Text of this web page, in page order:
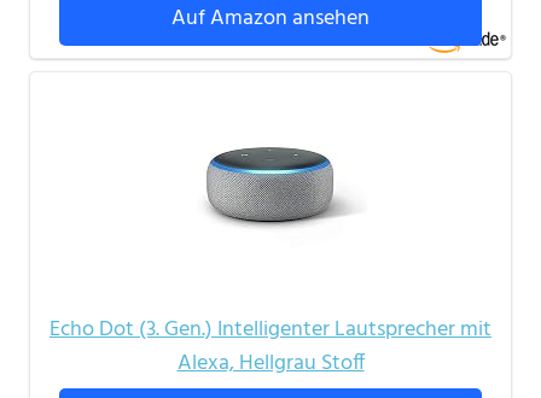
Auf Amazon ansehen
Echo Dot (3. Gen.) Intelligenter Lautsprecher mit
Alexa, Hellgrau Stoff